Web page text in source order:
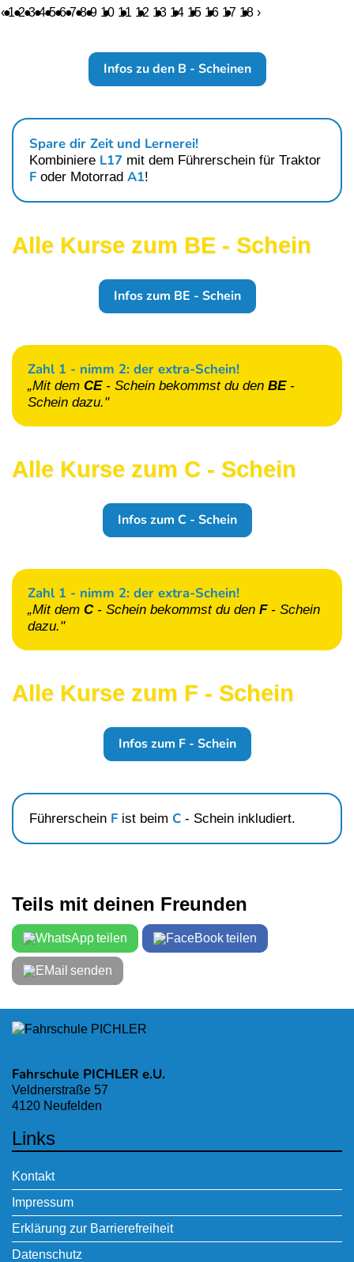
‹ 1 2 3 4 5 6 7 8 9 10 11 12 13 14 15 16 17 18 ›
Infos zu den B - Scheinen
Spare dir Zeit und Lernerei!
Kombiniere L17 mit dem Führerschein für Traktor
F oder Motorrad A1!
Alle Kurse zum BE - Schein
Infos zum BE - Schein
Zahl 1 - nimm 2: der extra-Schein!
„Mit dem CE - Schein bekommst du den BE -
Schein dazu."
Alle Kurse zum C - Schein
Infos zum C - Schein
Zahl 1 - nimm 2: der extra-Schein!
„Mit dem C - Schein bekommst du den F - Schein
dazu."
Alle Kurse zum F - Schein
Infos zum F - Schein
Führerschein F ist beim C - Schein inkludiert.
Teils mit deinen Freunden
teilen teilen
senden
Fahrschule PICHLER e.U.
Veldnerstraße 57
4120 Neufelden
Links
Kontakt
Impressum
Erklärung zur Barrierefreiheit
Datenschutz